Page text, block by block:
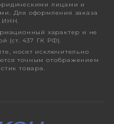
лицами и
Для оформления заказа
ИНН.
характер и не
(ст. 437 ГК РФ).
носят исключительно
точным отображением
товара.